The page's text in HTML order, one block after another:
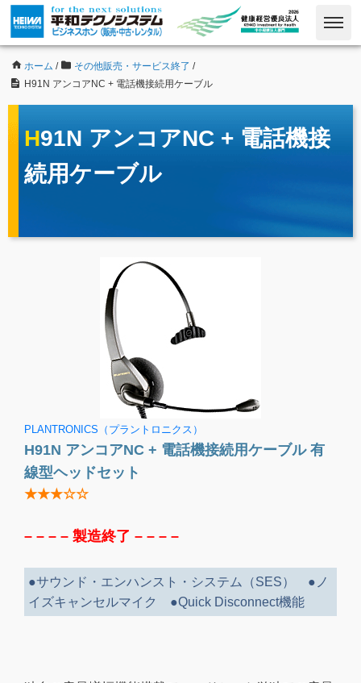
ホーム / その他販売・サービス終了 /
H91N アンコアNC + 電話機接続用ケーブル
H91N アンコアNC + 電話機接
続用ケーブル
PLANTRONICS（プラントロニクス）
H91N アンコアNC + 電話機接続用ケーブル 有
線型ヘッドセット
★★★☆☆
– – – – 製造終了 – – – –
●サウンド・エンハンスト・システム（SES） ●ノ
イズキャンセルマイク ●Quick Disconnect機能